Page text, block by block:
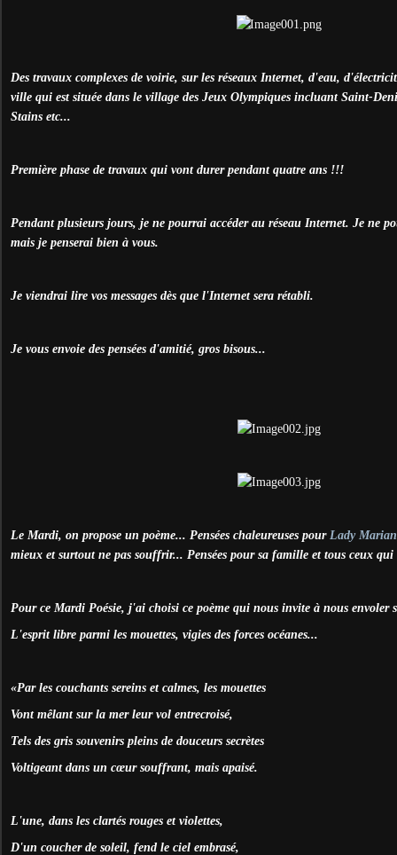
Des travaux complexes de voirie, sur les réseaux Internet, d'eau,
ville qui est située dans le village des Jeux Olympiques incluant Saint-
Stains etc...
Première phase de travaux qui vont durer pendant quatre ans !!!
Pendant plusieurs jours, je ne pourrai accéder au réseau Internet. Je ne
mais je penserai bien à vous.
Je viendrai lire vos messages dès que l'Internet sera rétabli.
Je vous envoie des pensées d'amitié, gros bisous...
Le Mardi, on propose un poème... Pensées chaleureuses pour Lady
mieux et surtout ne pas souffrir... Pensées pour sa famille et tous ceux
Pour ce Mardi Poésie, j'ai choisi ce poème qui nous invite à nous envoler
L'esprit libre parmi les mouettes, vigies des forces océanes...
«Par les couchants sereins et calmes, les mouettes
Vont mêlant sur la mer leur vol entrecroisé,
Tels des gris souvenirs pleins de douceurs secrètes
Voltigeant dans un cœur souffrant, mais apaisé.
L'une, dans les clartés rouges et violettes,
D'un coucher de soleil, fend le ciel embrasé,